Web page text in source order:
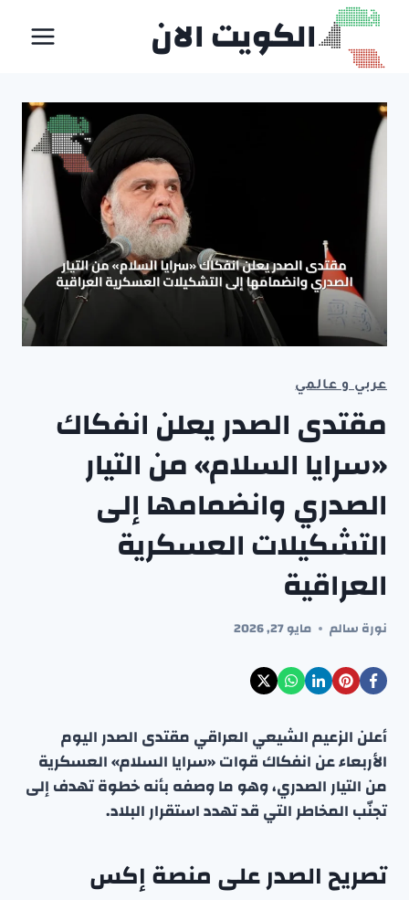
التجاوز
المحتوى
الكويت الان
عربي و عالمي
مقتدى الصدر يعلن انفكاك
«سرايا السلام» من التيار
الصدري وانضمامها إلى
التشكيلات العسكرية
العراقية
نورة سالم مايو 27, 2026
أعلن الزعيم الشيعي العراقي مقتدى الصدر اليوم
الأربعاء عن انفكاك قوات «سرايا السلام» العسكرية
من التيار الصدري، وهو ما وصفه بأنه خطوة تهدف إلى
تجنّب المخاطر التي قد تهدد استقرار البلاد.
تصريح الصدر على منصة إكس